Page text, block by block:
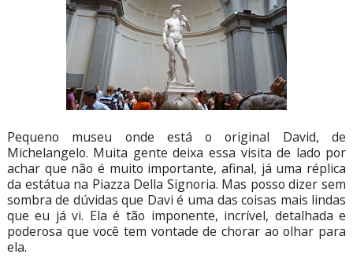
Pequeno museu onde está o original David, de
Michelangelo. Muita gente deixa essa visita de lado por
achar que não é muito importante, afinal, já uma réplica
da estátua na Piazza Della Signoria. Mas posso dizer sem
sombra de dúvidas que Davi é uma das coisas mais lindas
que eu já vi. Ela é tão imponente, incrível, detalhada e
poderosa que você tem vontade de chorar ao olhar para
ela.